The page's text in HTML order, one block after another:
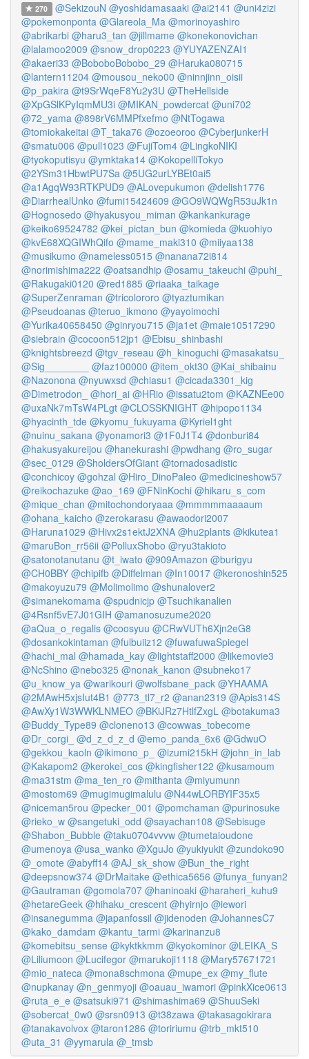
270 @SekizouN @yoshidamasaaki @ai2141 @uni4zizi
@pokemonponta @Glareola_Ma @morinoyashiro
@abrikarbi @haru3_tan @jillmame @konekonovichan
@lalamoo2009 @snow_drop0223 @YUYAZENZAI1
@akaeri33 @BoboboBobobo_29 @Haruka080715
@lantern11204 @mousou_neko00 @ninnjinn_oisii
@p_pakira @t9SrWqeF8Yu2y3U @TheHellside
@XpGSlKPyIqmMU3i @MIKAN_powdercat @uni702
@72_yama @898rV6MMPfxefmo @NtTogawa
@tomiokakeitai @T_taka76 @ozoeoroo @CyberjunkerH
@smatu006 @pull1023 @FujiTom4 @LingkoNIKI
@tyokoputisyu @ymktaka14 @KokopelliTokyo
@2YSm31HbwtPU7Sa @5UG2urLYBEt0ai5
@a1AgqW93RTKPUD9 @ALovepukumon @delish1776
@DiarrhealUnko @fumi15424609 @GO9WQWgR53uJk1n
@Hognosedo @hyakusyou_miman @kankankurage
@keiko69524782 @kei_pictan_bun @komieda @kuohiyo
@kvE68XQGIWhQifo @mame_maki310 @miiyaa138
@musikumo @nameless0515 @nanana72i814
@norimishima222 @oatsandhip @osamu_takeuchi @puhi_
@Rakugaki0120 @red1885 @riaaka_taikage
@SuperZenraman @tricolororo @tyaztumikan
@Pseudoanas @teruo_ikmono @yayoimochi
@Yurika40658450 @ginryou715 @ja1et @maie10517290
@siebrain @cocoon512jp1 @Ebisu_shinbashi
@knightsbreezd @tgv_reseau @h_kinoguchi @masakatsu_
@Sig________
@faz100000 @item_okt30 @Kai_shibainu
@Nazonona @nyuwxsd @chiasu1 @cicada3301_kig
@Dimetrodon_
@hori_ai @HRio @issatu2tom @KAZNEe00
@uxaNk7mTsW4PLgt @CLOSSKNIGHT @hipopo1134
@hyacinth_tde @kyomu_fukuyama @Kyriel1ght
@nuinu_sakana @yonamori3 @1F0J1T4 @donburi84
@hakusyakureijou @hanekurashi @pwdhang @ro_sugar
@sec_0129 @SholdersOfGiant @tornadosadistic
@conchicoy @gohzal @Hiro_DinoPaleo @medicineshow57
@reikochazuke @ao_169 @FNinKochi @hikaru_s_com
@mique_chan @mitochondoryaaa @mmmmmaaaaum
@ohana_kaicho @zerokarasu @awaodori2007
@Haruna1029 @Hivx2s1ektJ2XNA @hu2plants @kikutea1
@maruBon_rr56ii @PolluxShobo @ryu3takioto
@satonotanutanu @t_iwato @909Amazon @burigyu
@CH0BBY @chipifb @Diffelman @In10017 @keronoshin525
@makoyuzu79 @Molimolimo @shunalover2
@simanekomama @spudnicjp @Tsuchikanalien
@4Rsnf5vE7J01GIH @amanosuzume2020
@aQua_o_regalis @coosyuu @CRwVUTh6Xjn2eG8
@dosankokintaman @fulbuiiz12 @fuwafuwaSpiegel
@hachi_mal @hamada_kay @lightstaff2000 @likemovie3
@NcShino @nebo325 @nonak_kanon @subneko17
@u_know_ya @warikouri @wolfsbane_pack @YHAAMA
@2MAwH5xjsIut4B1 @773_tl7_r2 @anan2319 @Apis314S
@AwXy1W3WWKLNMEO @BKiJRz7HtlfZxgL @botakuma3
@Buddy_Type89 @cloneno13 @cowwas_tobecome
@Dr_corgi_ @d_z_d_z_d @emo_panda_6x6 @GdwuO
@gekkou_kaoln @ikimono_p_ @izumi215kH @john_in_lab
@Kakapom2 @kerokei_cos @kingfisher122 @kusamoum
@ma31stm @ma_ten_ro @mithanta @miyumunn
@mostom69 @mugimugimalulu @N44wLORBYIF35x5
@niceman5rou @pecker_001 @pomchaman @purinosuke
@rieko_w @sangetuki_odd @sayachan108 @Sebisuge
@Shabon_Bubble @taku0704vvvw @tumetaioudone
@umenoya @usa_wanko @XguJo @yukiyukit @zundoko90
@_omote @abyff14 @AJ_sk_show @Bun_the_right
@deepsnow374 @DrMaitake @ethica5656 @funya_funyan2
@Gautraman @gomola707 @haninoaki @haraheri_kuhu9
@hetareGeek @hihaku_crescent @hyirnjo @iewori
@insanegumma @japanfossil @jidenoden @JohannesC7
@kako_damdam @kantu_tarmi @karinanzu8
@komebitsu_sense @kyktkkmm @kyokominor @LEIKA_S
@Liliumoon @Lucifegor @marukoji1118 @Mary57671721
@mio_nateca @mona8schmona @mupe_ex @my_flute
@nupkanay @n_genmyoji @oauau_iwamori @pinkXice0613
@ruta_e_e @satsuki971 @shimashima69 @ShuuSeki
@sobercat_0w0 @srsn0913 @t38zawa @takasagokirara
@tanakavolvox @taron1286 @toririumu @trb_mkt510
@uta_31 @yymarula @_tmsb